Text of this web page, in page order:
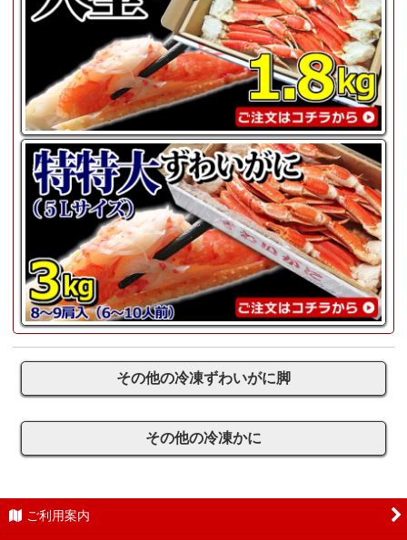
その他の冷凍ずわいがに脚
その他の冷凍かに
ご利用案内